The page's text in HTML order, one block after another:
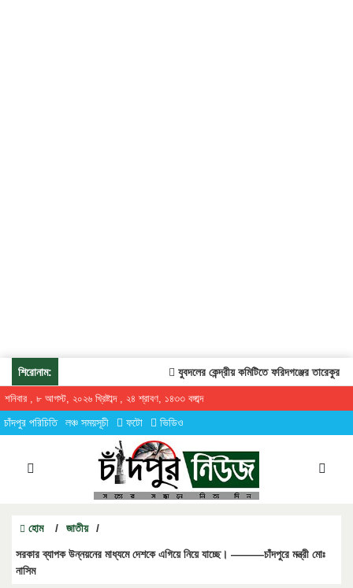
শিরোনাম: যুবদলের কেন্দ্রীয় কমিটিতে ফরিদগঞ্জের তারেকুর রহমান
শনিবার , ৮ আগস্ট, ২০২৬ খ্রিষ্টাব্দ , ২৪ শ্রাবণ, ১৪৩৩ বঙ্গাব্দ
চাঁদপুর পরিচিতি লঞ্চ সময়সূচী ফটো ভিডিও
হোম / জাতীয় /
সরকার ব্যাপক উন্নয়নের মাধ্যমে দেশকে এগিয়ে নিয়ে যাচ্ছে। ———চাঁদপুরে মন্ত্রী মোঃ
নাসিম